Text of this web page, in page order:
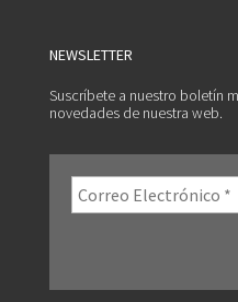
NEWSLETTER
Suscríbete a nuestro boletín
novedades de nuestra web.